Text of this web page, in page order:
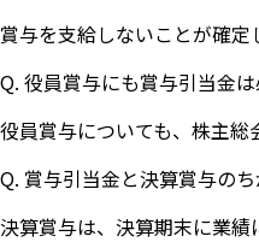
賞与を支給しないことが確
Q. 役員賞与にも賞与引当金
役員賞与についても、株主
Q. 賞与引当金と決算賞与の
決算賞与は、決算期末に業